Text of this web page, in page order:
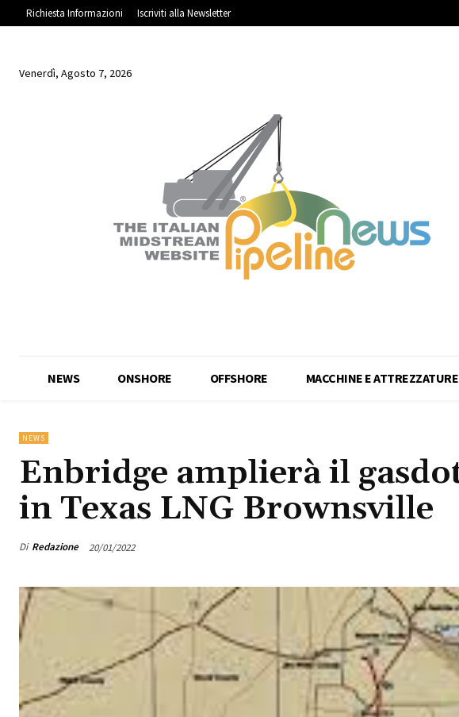
Richiesta Informazioni Iscriviti alla Newsletter
Venerdì, Agosto 7, 2026
NEWS ONSHORE OFFSHORE MACCHINE E ATTREZZATURE
NEWS
Enbridge amplierà il
in Texas LNG Brownsville
Di Redazione 20/01/2022